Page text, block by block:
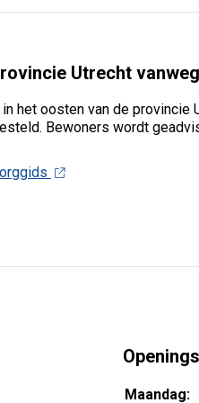
Utrecht
het oosten van de
Bewoners wordt
Maandag: